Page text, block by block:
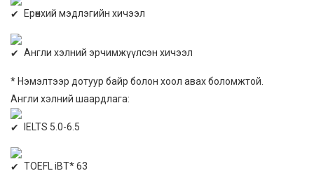
Ерөнхий мэдлэгийн хичээл
Англи хэлний эрчимжүүлсэн хичээл
* Нэмэлтээр дотуур байр болон хоол авах боломжтой.
Англи хэлний шаардлага:
IELTS 5.0-6.5
TOEFL iBT* 63